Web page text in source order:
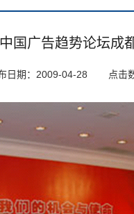
国广告趋势论坛成
日期：2009-04-28 点击